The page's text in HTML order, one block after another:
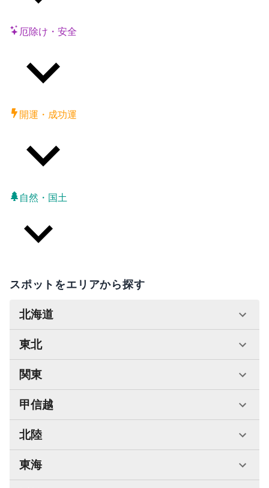
厄除け・安全
開運・成功運
自然・国土
スポットをエリアから探す
北海道
東北
関東
甲信越
北陸
東海